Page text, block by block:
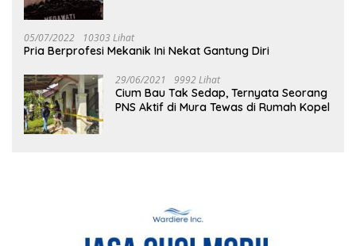
05/07/2022 10303 Lihat
Pria Berprofesi Mekanik Ini Nekat Gantung Diri
29/06/2021 9992 Lihat
Cium Bau Tak Sedap, Ternyata Seorang
PNS Aktif di Mura Tewas di Rumah Kopel